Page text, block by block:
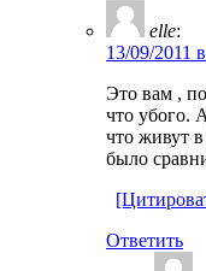
elle:
13/09/2011
Это вам ,
что убого.
что живут
было
Ответить